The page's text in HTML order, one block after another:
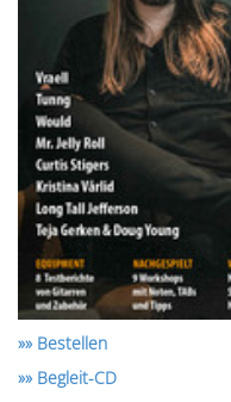
»» Bestellen
»» Begleit-CD